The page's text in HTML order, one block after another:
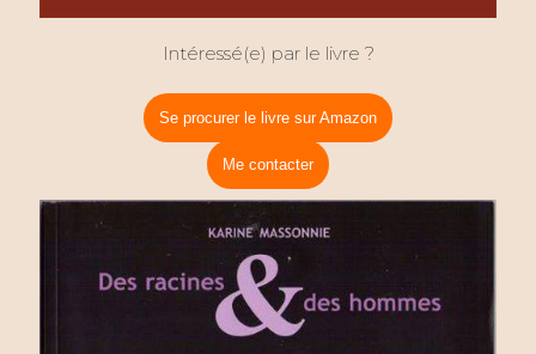
Intéressé(e) par le livre ?
Se procurer le livre sur Amazon
Me contacter